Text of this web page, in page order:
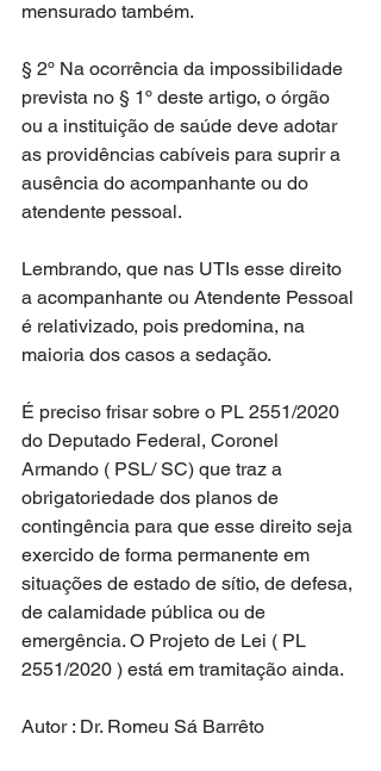
mensurado também.
§ 2º Na ocorrência da impossibilidade
prevista no § 1º deste artigo, o órgão
ou a instituição de saúde deve adotar
as providências cabíveis para suprir a
ausência do acompanhante ou do
atendente pessoal.
Lembrando, que nas UTIs esse direito
a acompanhante ou Atendente Pessoal
é relativizado, pois predomina, na
maioria dos casos a sedação.
É preciso frisar sobre o PL 2551/2020
do Deputado Federal, Coronel
Armando ( PSL/ SC) que traz a
obrigatoriedade dos planos de
contingência para que esse direito seja
exercido de forma permanente em
situações de estado de sítio, de defesa,
de calamidade pública ou de
emergência. O Projeto de Lei ( PL
2551/2020 ) está em tramitação ainda.
Autor : Dr. Romeu Sá Barrêto